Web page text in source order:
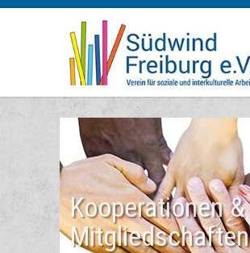
Kooperationen &
Mitgliedschaften